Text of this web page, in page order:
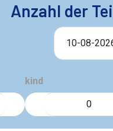
Anzahl der
kind